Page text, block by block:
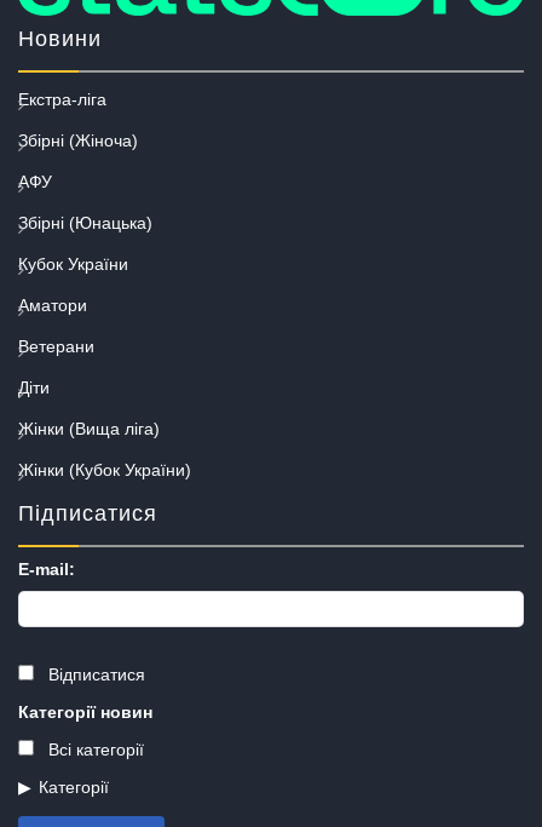
Новини
Екстра-ліга
Збірні (Жіноча)
АФУ
Збірні (Юнацька)
Кубок України
Аматори
Ветерани
Діти
Жінки (Вища ліга)
Жінки (Кубок України)
Підписатися
E-mail:
Відписатися
Категорії новин
Всі категорії
Категорії